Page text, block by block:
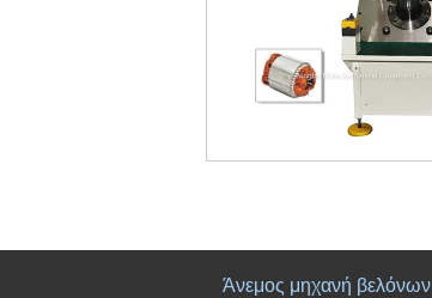
Άνεμος μηχανή βελόνων